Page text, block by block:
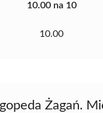
10.00 na 10
10.00
Żagań.